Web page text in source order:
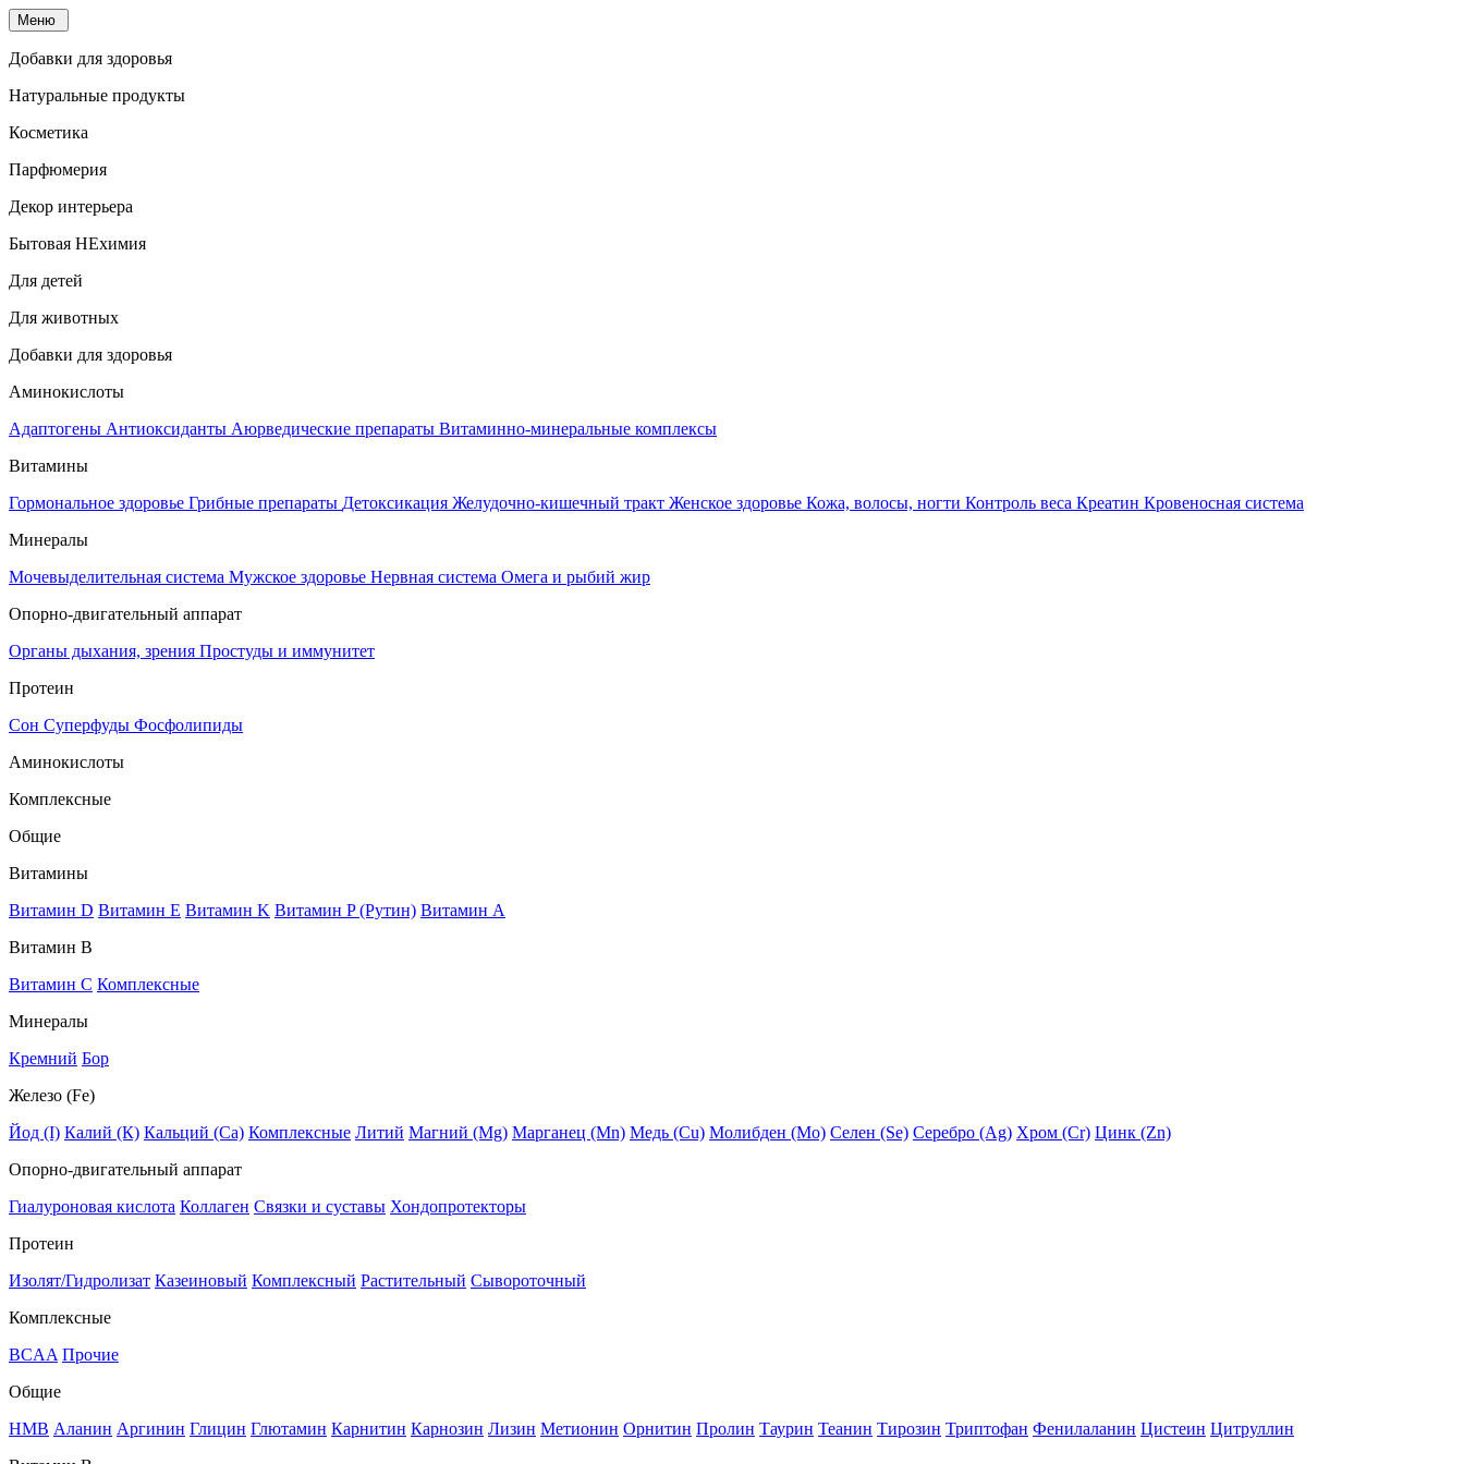
Меню
Добавки для здоровья
Натуральные продукты
Косметика
Парфюмерия
Декор интерьера
Бытовая НЕхимия
Для детей
Для животных
Добавки для здоровья
Аминокислоты
Адаптогены Антиоксиданты Аюрведические препараты Витаминно-минеральные комплексы
Витамины
Гормональное здоровье Грибные препараты Детоксикация Желудочно-кишечный тракт Женское здоровье Кожа, волосы, ногти Контроль веса Креатин Кровеносная система
Минералы
Мочевыделительная система Мужское здоровье Нервная система Омега и рыбий жир
Опорно-двигательный аппарат
Органы дыхания, зрения Простуды и иммунитет
Протеин
Сон Суперфуды Фосфолипиды
Аминокислоты
Комплексные
Общие
Витамины
Витамин D Витамин E Витамин K Витамин P (Рутин) Витамин А
Витамин В
Витамин C Комплексные
Минералы
Кремний Бор
Железо (Fe)
Йод (I) Калий (К) Кальций (Са) Комплексные Литий Магний (Mg) Марганец (Mn) Медь (Сu) Молибден (Мо) Селен (Se) Серебро (Ag) Хром (Cr) Цинк (Zn)
Опорно-двигательный аппарат
Гиалуроновая кислота Коллаген Связки и суставы Хондопротекторы
Протеин
Изолят/Гидролизат Казеиновый Комплексный Растительный Сывороточный
Комплексные
BCAA Прочие
Общие
HMB Аланин Аргинин Глицин Глютамин Карнитин Карнозин Лизин Метионин Орнитин Пролин Таурин Теанин Тирозин Триптофан Фенилаланин Цистеин Цитруллин